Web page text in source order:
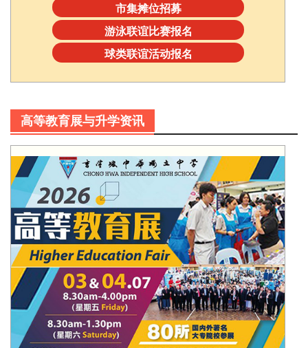
市集摊位招募
游泳联谊比赛报名
球类联谊活动报名
高等教育展与升学资讯